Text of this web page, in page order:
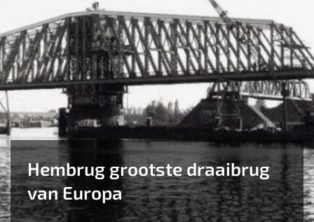
Hembrug grootste draaibrug
van Europa